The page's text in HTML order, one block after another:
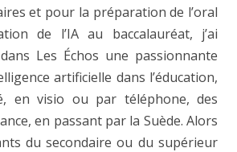
et pour la préparation de l’oral
de l’IA au baccalauréat, j’ai
Les Échos une passionnante
artificielle dans l’éducation,
en visio ou par téléphone, des
en passant par la Suède. Alors
du secondaire ou du supérieur